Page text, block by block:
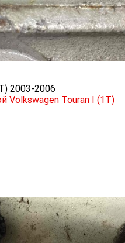
2003-2006
Volkswagen Touran I (1T)